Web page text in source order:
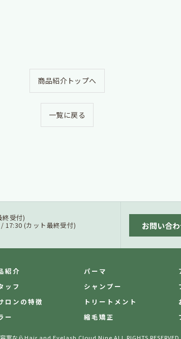
商品紹介トップへ
一覧に戻る
受付)
17:30 (カット最終受付) お問い合
紹介
ッフ
ロンの特徴
ー
パーマ
シャンプー
トリートメント
縮毛矯正